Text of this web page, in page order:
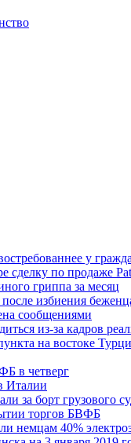
у
сделку по продаже
гриппа за месяц
избиения
сообщениями
из-за кадров
на востоке
в четверг
Италии
за борт грузового
торгов БВФБ
немцам 40%